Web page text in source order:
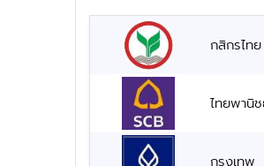
กสิกรไทย
ไทยพานิ
กรุงเทพ